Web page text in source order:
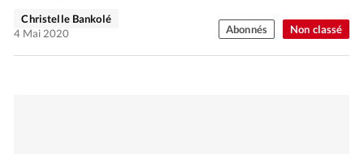
Non classé
Christelle Bankolé
4 Mai 2020
Abonnés